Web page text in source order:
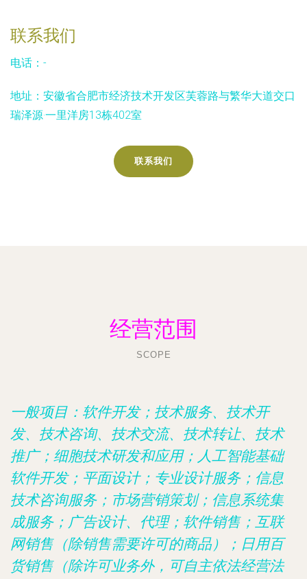
联系我们
电话：-
地址：安徽省合肥市经济技术开发区芙蓉路与繁华大道交口
瑞泽源·一里洋房13栋402室
联系我们
经营范围
SCOPE
一般项目：软件开发；技术服务、技术开
发、技术咨询、技术交流、技术转让、技术
推广；细胞技术研发和应用；人工智能基础
软件开发；平面设计；专业设计服务；信息
技术咨询服务；市场营销策划；信息系统集
成服务；广告设计、代理；软件销售；互联
网销售（除销售需要许可的商品）；日用百
货销售（除许可业务外，可自主依法经营法